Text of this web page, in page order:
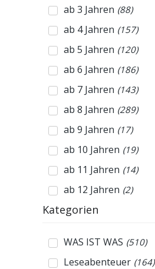
ab 3 Jahren (88)
ab 4 Jahren (157)
ab 5 Jahren (120)
ab 6 Jahren (186)
ab 7 Jahren (143)
ab 8 Jahren (289)
ab 9 Jahren (17)
ab 10 Jahren (19)
ab 11 Jahren (14)
ab 12 Jahren (2)
Kategorien
WAS IST WAS (510)
Leseabenteuer (164)